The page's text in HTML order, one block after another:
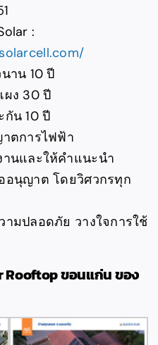
:
าน 10 ปี
ผง 30 ปี
กัน 10 ปี
ตการไฟฟ้า
านและให้คำแนะนำ
อนุญาต โดยวิศวกรทุก
มปลอดภัย วางใจการใช้
Rooftop ขอนแก่น ของ